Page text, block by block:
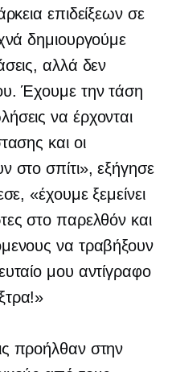
επιδείξεων σε
δημιουργούμε
αλλά δεν
Έχουμε την τάση
να έρχονται
και οι
στο σπίτι», εξήγησε
«έχουμε ξεμείνει
στο παρελθόν και
να τραβήξουν
μου αντίγραφο
προήλθαν στην